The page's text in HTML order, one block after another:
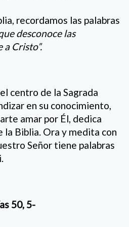
recordamos las palabras
desconoce las
a Cristo”.
centro de la Sagrada
en su conocimiento,
amar por Él, dedica
la Biblia. Ora y medita con
Señor tiene palabras
50, 5-